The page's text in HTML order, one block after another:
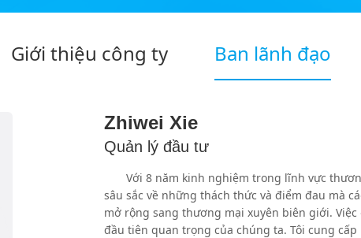
Giới thiệu công ty Ban lãnh đạo
Zhiwei Xie
Quản lý đầu tư
Với 8 năm kinh nghiệm trong lĩnh vực
sâu sắc về những thách thức và điểm đau mà
mở rộng sang thương mại xuyên biên giới.
đầu tiên quan trọng của chúng ta. Tôi cung